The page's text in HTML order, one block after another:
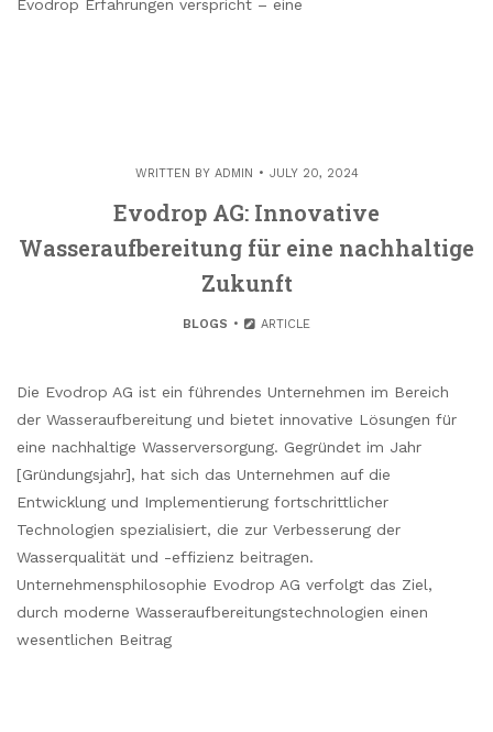
Evodrop Erfahrungen verspricht – eine
WRITTEN BY ADMIN JULY 20, 2024
Evodrop AG: Innovative
Wasseraufbereitung für eine nachhaltige
Zukunft
BLOGS ARTICLE
Die Evodrop AG ist ein führendes Unternehmen im Bereich
der Wasseraufbereitung und bietet innovative Lösungen für
eine nachhaltige Wasserversorgung. Gegründet im Jahr
[Gründungsjahr], hat sich das Unternehmen auf die
Entwicklung und Implementierung fortschrittlicher
Technologien spezialisiert, die zur Verbesserung der
Wasserqualität und -effizienz beitragen.
Unternehmensphilosophie Evodrop AG verfolgt das Ziel,
durch moderne Wasseraufbereitungstechnologien einen
wesentlichen Beitrag